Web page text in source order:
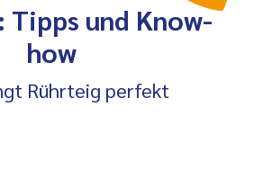
Tipps und Know-
how
Rührteig perfekt